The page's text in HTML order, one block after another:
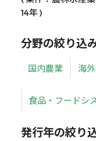
14年 )
分野の絞り込
国内農業 海
食品・フードシ
発行年の絞り